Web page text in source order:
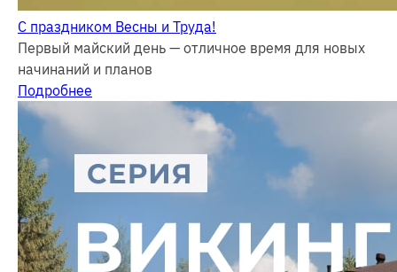
С праздником Весны и Труда!
Первый майский день — отличное время для новых
начинаний и планов
Подробнее